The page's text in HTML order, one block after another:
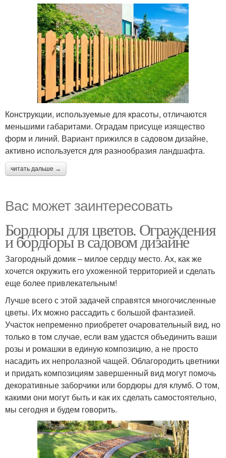
цветника
Конструкции, используемые для красоты, отличаются
меньшими габаритами. Оградам присуще изящество
форм и линий. Вариант прижился в садовом дизайне,
активно используется для разнообразия ландшафта.
читать дальше →
Вас может заинтересовать
Бордюры для цветов. Ограждения
и бордюры в садовом дизайне
Загородный домик – милое сердцу место. Ах, как же
хочется окружить его ухоженной территорией и сделать
еще более привлекательным!
Лучше всего с этой задачей справятся многочисленные
цветы. Их можно рассадить с большой фантазией.
Участок непременно приобретет очаровательный вид, но
только в том случае, если вам удастся объединить ваши
розы и ромашки в единую композицию, а не просто
насадить их непролазной чащей. Облагородить цветники
и придать композициям завершенный вид могут помочь
декоративные заборчики или бордюры для клумб. О том,
какими они могут быть и как их сделать самостоятельно,
мы сегодня и будем говорить.